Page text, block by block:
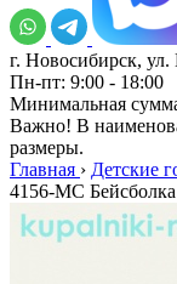
г. Новосибирск,
Пн-пт: 9:00 - 18:00
Минимальная
Важно! В
размеры.
Главная › Детские
4156-МС Бейсболка